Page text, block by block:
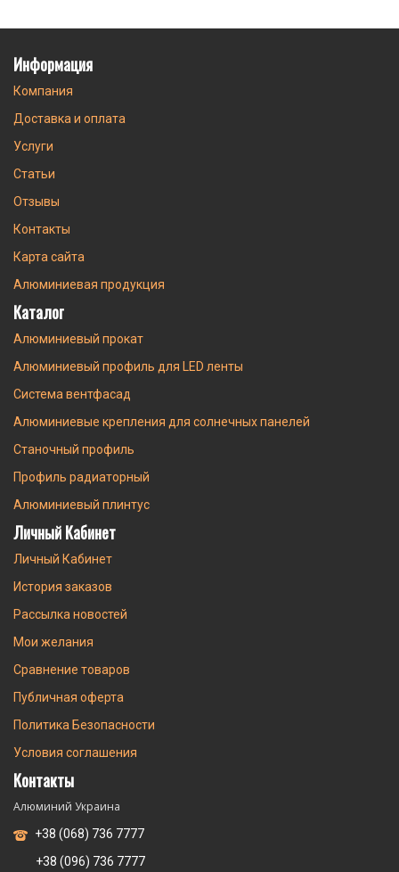
Информация
Компания
Доставка и оплата
Услуги
Статьи
Отзывы
Контакты
Карта сайта
Алюминиевая продукция
Каталог
Алюминиевый прокат
Алюминиевый профиль для LED ленты
Система вентфасад
Алюминиевые крепления для солнечных панелей
Станочный профиль
Профиль радиаторный
Алюминиевый плинтус
Личный Кабинет
Личный Кабинет
История заказов
Рассылка новостей
Мои желания
Сравнение товаров
Публичная оферта
Политика Безопасности
Условия соглашения
Контакты
Алюминий Украина
+38 (068) 736 7777
+38 (096) 736 7777